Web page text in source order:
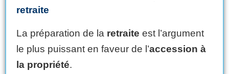
retraite
La préparation de la retraite est l’argument
le plus puissant en faveur de l’accession à
la propriété.